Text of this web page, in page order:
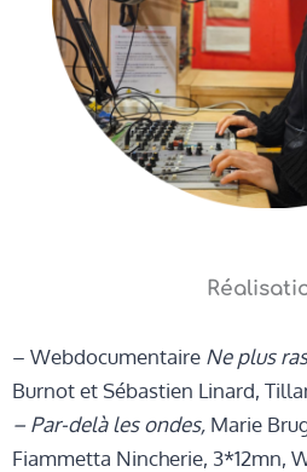
– Webdocumentaire Ne plus
Burnot et Sébastien Linard,
– Par-delà les ondes, Marie
Fiammetta Nincherie, 3*12mn,